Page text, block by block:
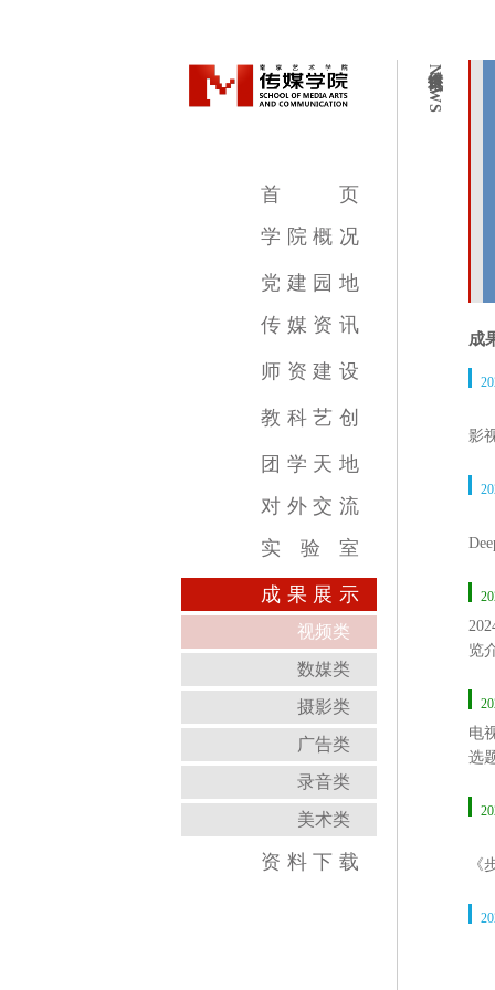
首
页
学 院 概 况
学院简介
学院领导
机构设置
教学设施
专业介绍
党 建 园 地
传 媒 资 讯
传媒新闻
传媒公告
传媒艺讯
师 资 建 设
广播电视编导专业
动画专业
数字媒体艺术专业
录音艺术专业
摄影专业
广告学专业
影视摄影与制作专业
基础部
教 科 艺 创
教育教学新闻
科研成果
艺术创作
团 学 天 地
对 外 交 流
实
验 室
国家示范中心
虚拟实践教育中心
传媒实验教学平台
虚拟仿真教学中心
跨学科综合训练中心
数字图像教育中心
成 果 展 示
视频类
数媒类
摄影类
广告类
录音类
美术类
资 料 下 载
NEWS
成
影
在
览
时
电
选
《